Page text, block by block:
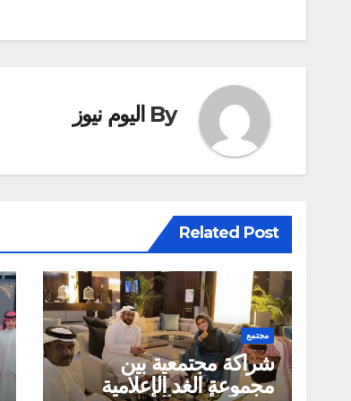
By اليوم نيوز
Related Post
مجتمع
شراكة مجتمعية بين
مجموعة الغد الإعلامية